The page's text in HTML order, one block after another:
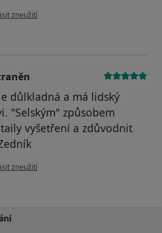
názoru uživatele Váš účet byl odstraněn
zneužití
důlkladná a má lidský
"Selským" způsobem
vyšetření a zdůvodnit
názoru uživatele Váš účet byl odstraněn
zneužití